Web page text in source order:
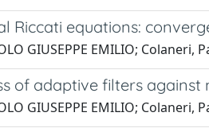
Riccati equations:
GIUSEPPE EMILIO; Colaneri,
of adaptive filters
GIUSEPPE EMILIO; Colaneri,